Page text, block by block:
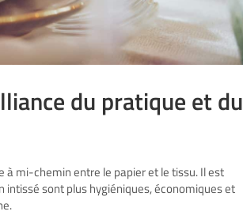
du pratique et du
à mi-chemin entre le papier et le tissu. Il est
intissé sont plus hygiéniques, économiques et